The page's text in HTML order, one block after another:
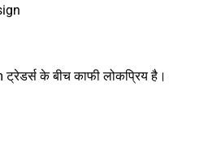
के बीच काफी लोकप्रिय है।